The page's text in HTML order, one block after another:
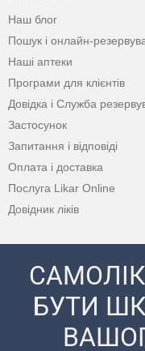
Наш блог
Пошук і онлайн-
Наші аптеки
Програми для клієнтів
Довідка і Служба
Застосунок
Запитання і відповіді
Оплата і доставка
Послуга Likar Online
Довідник ліків
БУТИ